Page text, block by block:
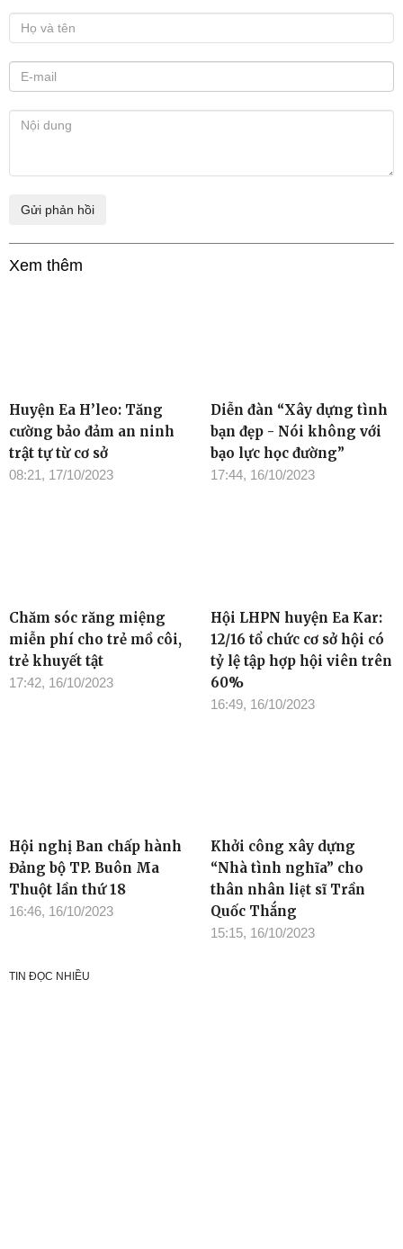
Xem thêm
Huyện Ea H’leo: Tăng
cường bảo đảm an ninh
trật tự từ cơ sở
08:21, 17/10/2023
Diễn đàn “Xây dựng tình
bạn đẹp - Nói không với
bạo lực học đường”
17:44, 16/10/2023
Chăm sóc răng miệng
miễn phí cho trẻ mồ côi,
trẻ khuyết tật
17:42, 16/10/2023
Hội LHPN huyện Ea Kar:
12/16 tổ chức cơ sở hội có
tỷ lệ tập hợp hội viên trên
60%
16:49, 16/10/2023
Hội nghị Ban chấp hành
Đảng bộ TP. Buôn Ma
Thuột lần thứ 18
16:46, 16/10/2023
Khởi công xây dựng
“Nhà tình nghĩa” cho
thân nhân liệt sĩ Trần
Quốc Thắng
15:15, 16/10/2023
TIN ĐỌC NHIỀU